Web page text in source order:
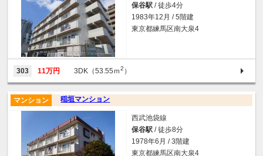
保谷駅 / 徒歩4分
1983年12月 / 5階建
東京都練馬区南大泉4
303 11万円 3DK（53.55ｍ2 ）
稲垣マンション
マンション
西武池袋線
保谷駅 / 徒歩8分
1978年6月 / 3階建
東京都練馬区南大泉4